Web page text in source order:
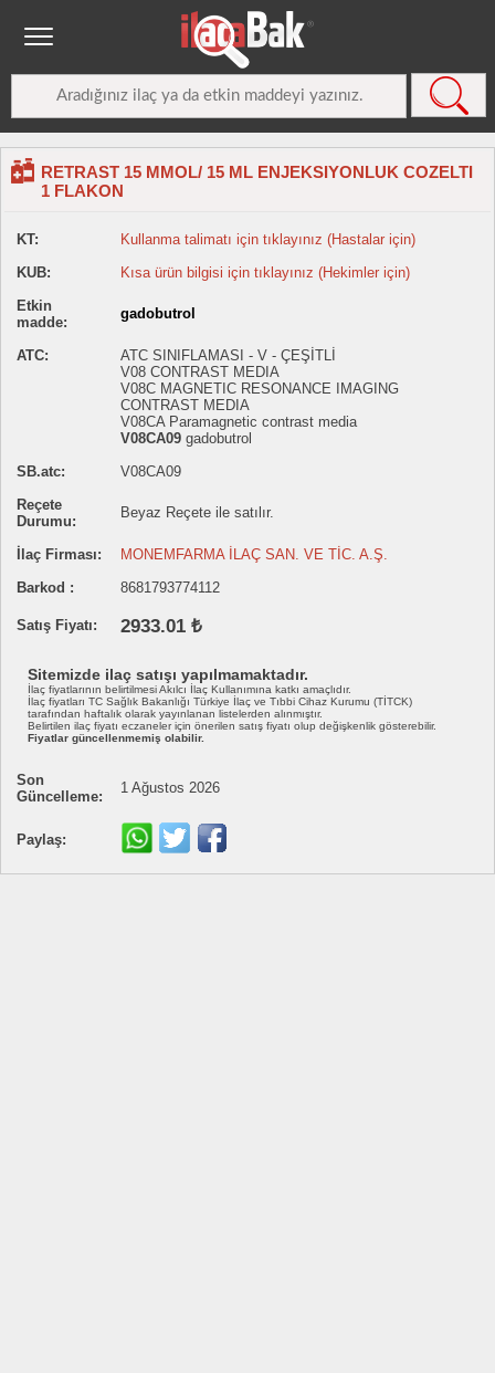
RETRAST 15 MMOL/ 15 ML ENJEKSIYONLUK COZELTI
1 FLAKON
KT:
Kullanma talimatı için tıklayınız (Hastalar için)
KUB:
Kısa ürün bilgisi için tıklayınız (Hekimler için)
Etkin
madde:
gadobutrol
ATC:
ATC SINIFLAMASI - V - ÇEŞİTLİ
V08 CONTRAST MEDIA
V08C MAGNETIC RESONANCE IMAGING
CONTRAST MEDIA
V08CA Paramagnetic contrast media
V08CA09 gadobutrol
SB.atc:
V08CA09
Reçete
Durumu:
Beyaz Reçete ile satılır.
İlaç Firması:
MONEMFARMA İLAÇ SAN. VE TİC. A.Ş.
Barkod :
8681793774112
Satış Fiyatı: 2933.01 ₺
Sitemizde ilaç satışı yapılmamaktadır.
İlaç fiyatlarının belirtilmesi Akılcı İlaç Kullanımına katkı amaçlıdır.
İlaç fiyatları TC Sağlık Bakanlığı Türkiye İlaç ve Tıbbi Cihaz Kurumu (TİTCK)
tarafından haftalık olarak yayınlanan listelerden alınmıştır.
Belirtilen ilaç fiyatı eczaneler için önerilen satış fiyatı olup değişkenlik gösterebilir.
Fiyatlar güncellenmemiş olabilir.
Son
Güncelleme:
1 Ağustos 2026
Paylaş: